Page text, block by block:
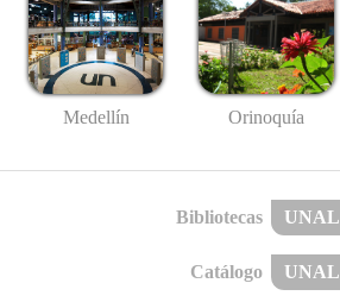
Medellín Orinoquía
Bibliotecas UNAL
Catálogo UNAL